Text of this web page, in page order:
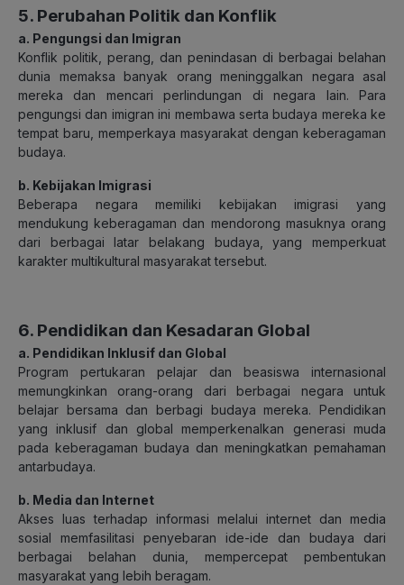
5. Perubahan Politik dan Konflik
a. Pengungsi dan Imigran
Konflik politik, perang, dan penindasan di berbagai belahan
dunia memaksa banyak orang meninggalkan negara asal
mereka dan mencari perlindungan di negara lain. Para
pengungsi dan imigran ini membawa serta budaya mereka ke
tempat baru, memperkaya masyarakat dengan keberagaman
budaya.
b. Kebijakan Imigrasi
Beberapa negara memiliki kebijakan imigrasi yang
mendukung keberagaman dan mendorong masuknya orang
dari berbagai latar belakang budaya, yang memperkuat
karakter multikultural masyarakat tersebut.
6. Pendidikan dan Kesadaran Global
a. Pendidikan Inklusif dan Global
Program pertukaran pelajar dan beasiswa internasional
memungkinkan orang-orang dari berbagai negara untuk
belajar bersama dan berbagi budaya mereka. Pendidikan
yang inklusif dan global memperkenalkan generasi muda
pada keberagaman budaya dan meningkatkan pemahaman
antarbudaya.
b. Media dan Internet
Akses luas terhadap informasi melalui internet dan media
sosial memfasilitasi penyebaran ide-ide dan budaya dari
berbagai belahan dunia, mempercepat pembentukan
masyarakat yang lebih beragam.